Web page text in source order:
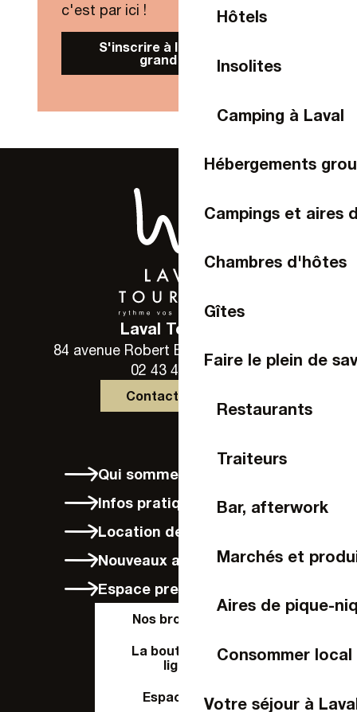
Hôtels
Insolites
Camping à Laval
Hébergements
Campings et aires
Chambres d'hôtes
Gîtes
Faire le plein de
Restaurants
Traiteurs
Bar, afterwork
Marchés et
Aires de pique-
Consommer local
Votre séjour à
c'est par ici !
S'inscrire à la Newsletter
grand public
Laval Tourisme
84 avenue Robert Buron - 53000 Laval
02 43 49 46 46
Contactez-nous
Qui sommes-nous ?
Infos pratiques
Location de vélos à Laval
Nouveaux arrivants
Espace presse
Nos brochures
La boutique en
ligne
Espace Pro